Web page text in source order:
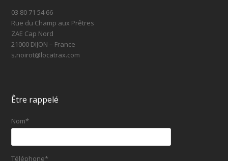
03 80 71 54 66
Rue du Champ aux Prêtres
ZAE Cap Nord
21000 DIJON – France
s.noirot@locatrax.com
Être rappelé
Nom*
Téléphone*